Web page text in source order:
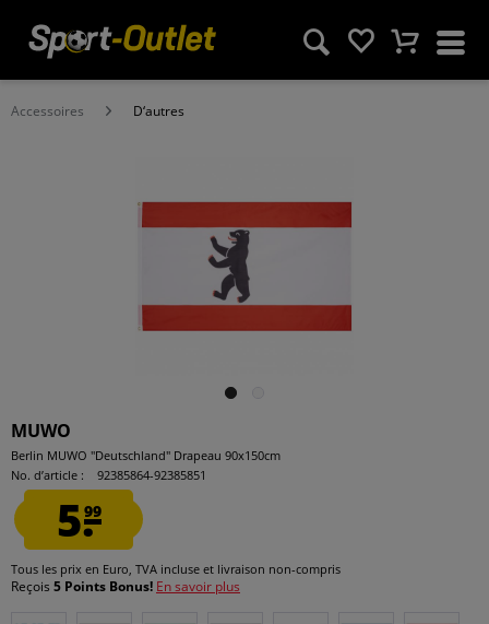
Accessoires D‘autres
MUWO
Berlin MUWO "Deutschland" Drapeau 90x150cm
No. d’article :
92385864-92385851
5.99
Tous les prix en Euro, TVA incluse et livraison non-compris
Reçois 5 Points Bonus! En savoir plus